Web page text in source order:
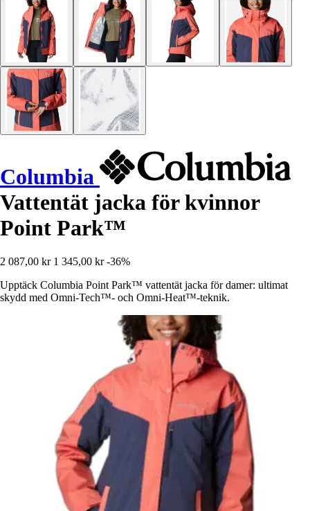
Columbia
Vattentät jacka för kvinnor
Point Park™
2 087,00 kr 1 345,00 kr -36%
Upptäck Columbia Point Park™ vattentät jacka för damer: ultimat
skydd med Omni-Tech™- och Omni-Heat™-teknik.